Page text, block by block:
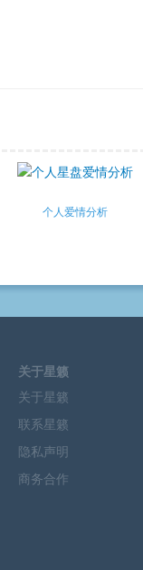
个人爱情分析
关于星籁
关于星籁
联系星籁
隐私声明
商务合作